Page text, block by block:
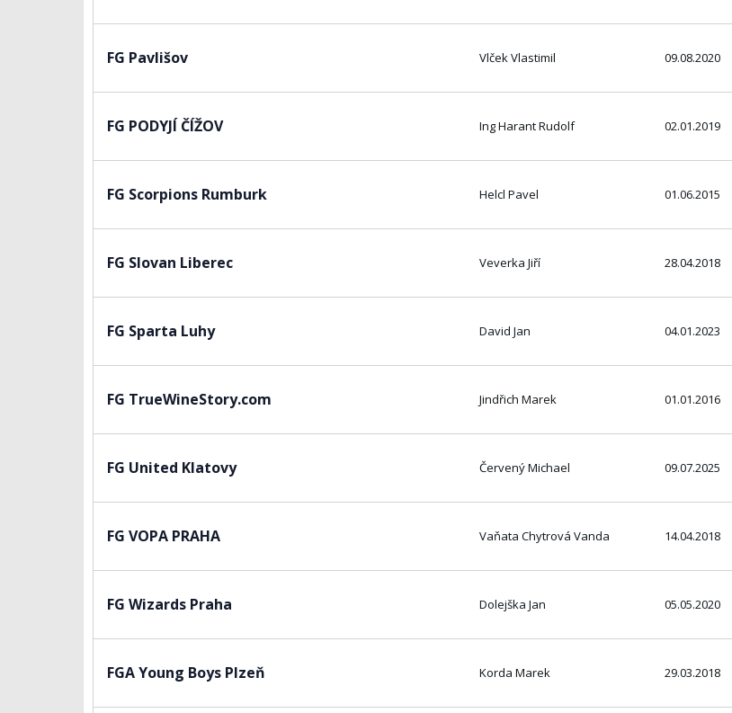
FG Pavlišov Vlček Vlastimil 09.08.2020
FG PODYJÍ ČÍŽOV Ing Harant Rudolf 02.01.2019
FG Scorpions Rumburk Helcl Pavel 01.06.2015
FG Slovan Liberec Veverka Jiří 28.04.2018
FG Sparta Luhy David Jan 04.01.2023
FG TrueWineStory.com Jindřich Marek 01.01.2016
FG United Klatovy Červený Michael 09.07.2025
FG VOPA PRAHA Vaňata Chytrová Vanda 14.04.2018
FG Wizards Praha Dolejška Jan 05.05.2020
FGA Young Boys Plzeň Korda Marek 29.03.2018